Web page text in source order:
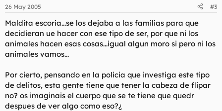
26 May 2005 #3
Maldita escoria...se los dejaba a las familias para que
decidieran ue hacer con ese tipo de ser, por que ni los
animales hacen esas cosas...igual algun moro si pero ni los
animales vamos...
Por cierto, pensando en la policia que investiga este tipo
de delitos, esta gente tiene que tener la cabeza de flipar
no? os imaginais el cuerpo que se te tiene que quedr
despues de ver algo como eso?¿